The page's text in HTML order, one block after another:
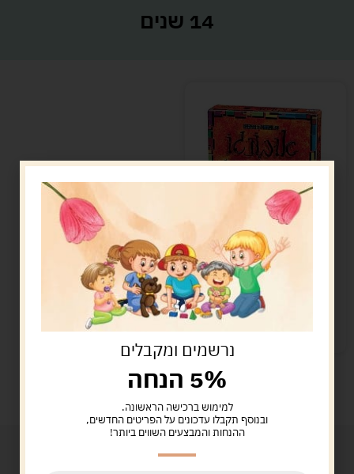
14 שנים
אובונגו
119.00 ש"ח
הוספה לסל
נשארו במלאי רק 2
נרשמים ומקבלים
5% הנחה
למימוש ברכישה הראשונה.
ובנוסף תקבלו עדכונים על הפריטים החדשים,
ההנחות והמבצעים השווים ביותר!